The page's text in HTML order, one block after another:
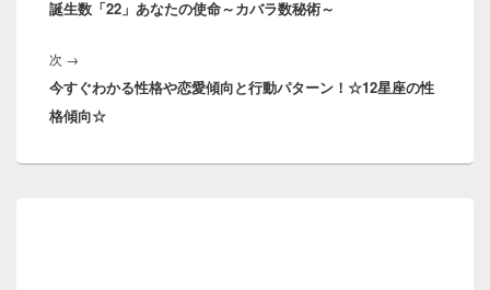
ゲ
ー
シ
ョ
の
誕生数「22」あなたの使命～カバラ数秘術～
次 →
の
投
今すぐわかる性格や恋愛傾向と行動パターン！☆12星座の性
格傾向☆